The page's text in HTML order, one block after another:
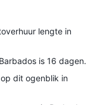
lengte in
is 16 dagen.
dit ogenblik in